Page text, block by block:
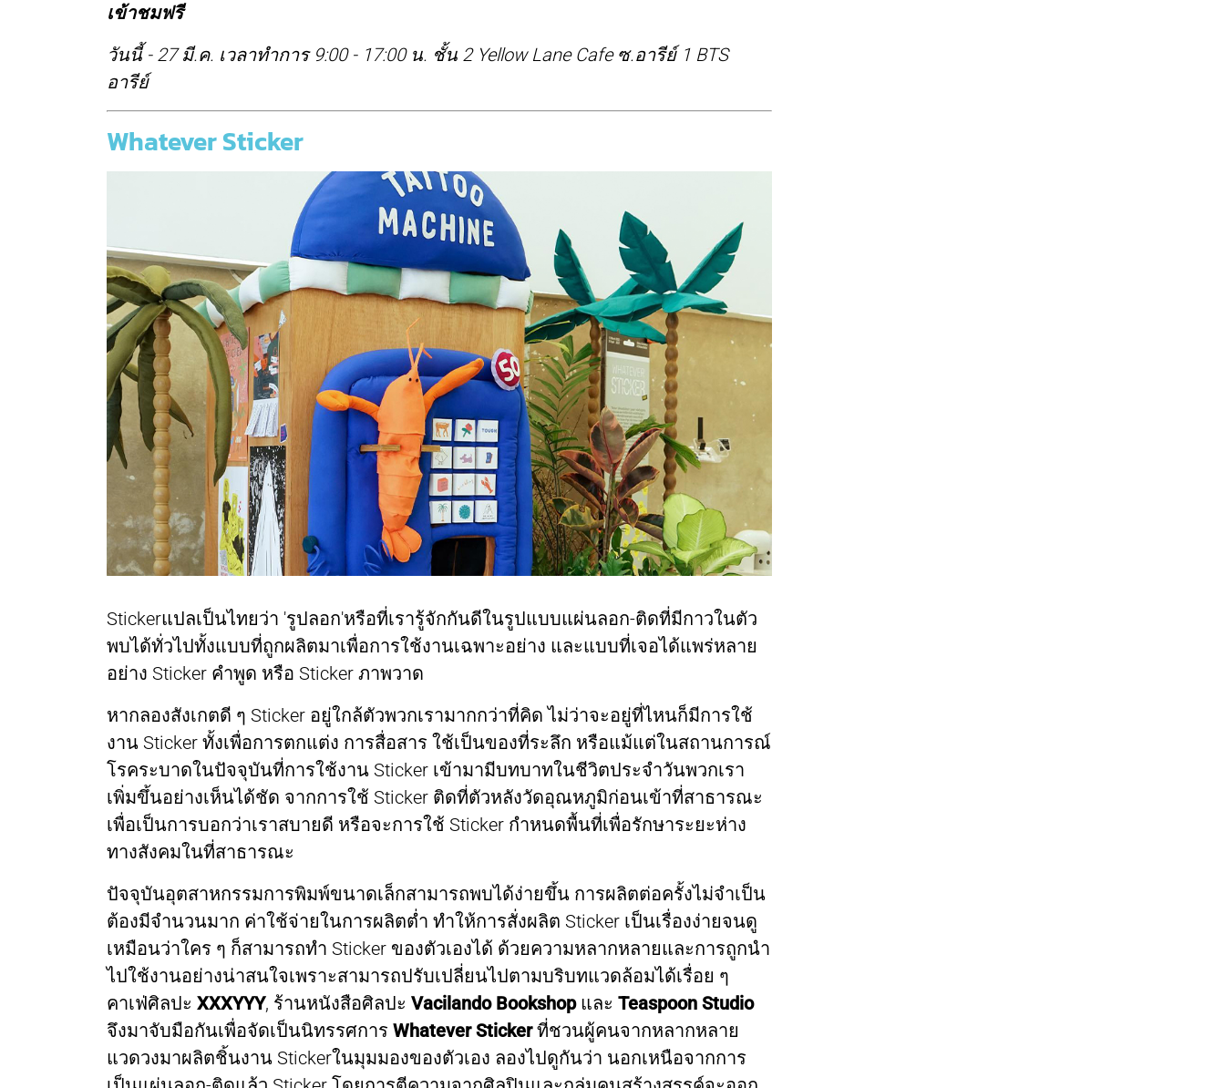
เข้าชมฟรี
วันนี้ - 27 มี.ค. เวลาทำการ 9:00 - 17:00 น. ชั้น 2 Yellow Lane Cafe ซ.อารีย์ 1 BTS
อารีย์
Whatever Sticker
Stickerแปลเป็นไทยว่า 'รูปลอก'หรือที่เรารู้จักกันดีในรูปแบบแผ่นลอก-ติดที่มีกาวในตัว
พบได้ทั่วไปทั้งแบบที่ถูกผลิตมาเพื่อการใช้งานเฉพาะอย่าง และแบบที่เจอได้แพร่หลาย
อย่าง Sticker คำพูด หรือ Sticker ภาพวาด
หากลองสังเกตดี ๆ Sticker อยู่ใกล้ตัวพวกเรามากกว่าที่คิด ไม่ว่าจะอยู่ที่ไหนก็มีการใช้
งาน Sticker ทั้งเพื่อการตกแต่ง การสื่อสาร ใช้เป็นของที่ระลึก หรือแม้แต่ในสถานการณ์
โรคระบาดในปัจจุบันที่การใช้งาน Sticker เข้ามามีบทบาทในชีวิตประจำวันพวกเรา
เพิ่มขึ้นอย่างเห็นได้ชัด จากการใช้ Sticker ติดที่ตัวหลังวัดอุณหภูมิก่อนเข้าที่สาธารณะ
เพื่อเป็นการบอกว่าเราสบายดี หรือจะการใช้ Sticker กำหนดพื้นที่เพื่อรักษาระยะห่าง
ทางสังคมในที่สาธารณะ
ปัจจุบันอุตสาหกรรมการพิมพ์ขนาดเล็กสามารถพบได้ง่ายขึ้น การผลิตต่อครั้งไม่จำเป็น
ต้องมีจำนวนมาก ค่าใช้จ่ายในการผลิตต่ำ ทำให้การสั่งผลิต Sticker เป็นเรื่องง่ายจนดู
เหมือนว่าใคร ๆ ก็สามารถทำ Sticker ของตัวเองได้ ด้วยความหลากหลายและการถูกนำ
ไปใช้งานอย่างน่าสนใจเพราะสามารถปรับเปลี่ยนไปตามบริบทแวดล้อมได้เรื่อย ๆ
คาเฟ่ศิลปะ XXXYYY, ร้านหนังสือศิลปะ Vacilando Bookshop และ Teaspoon Studio
จึงมาจับมือกันเพื่อจัดเป็นนิทรรศการ Whatever Stickerที่ชวนผู้คนจากหลากหลาย
แวดวงมาผลิตชิ้นงาน Stickerในมุมมองของตัวเอง ลองไปดูกันว่า นอกเหนือจากการ